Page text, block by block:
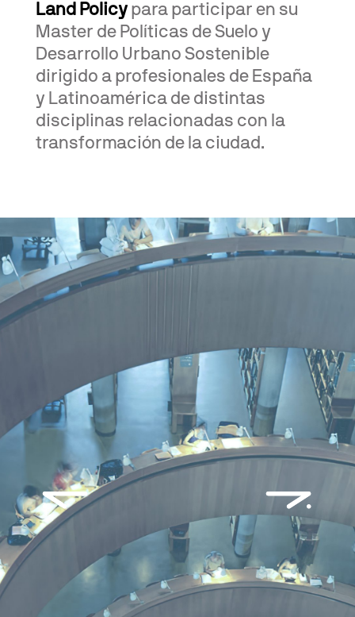
Land Policypara participar en su
Master de Políticas de Suelo y
Desarrollo Urbano Sostenible
dirigido a profesionales de España
y Latinoamérica de distintas
disciplinas relacionadas con la
transformación de la ciudad.